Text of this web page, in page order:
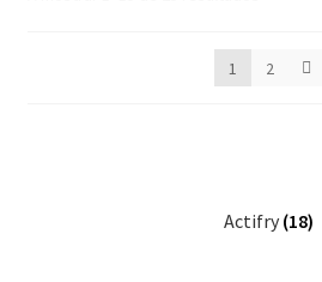
recentes
1 2
Actifry (18)